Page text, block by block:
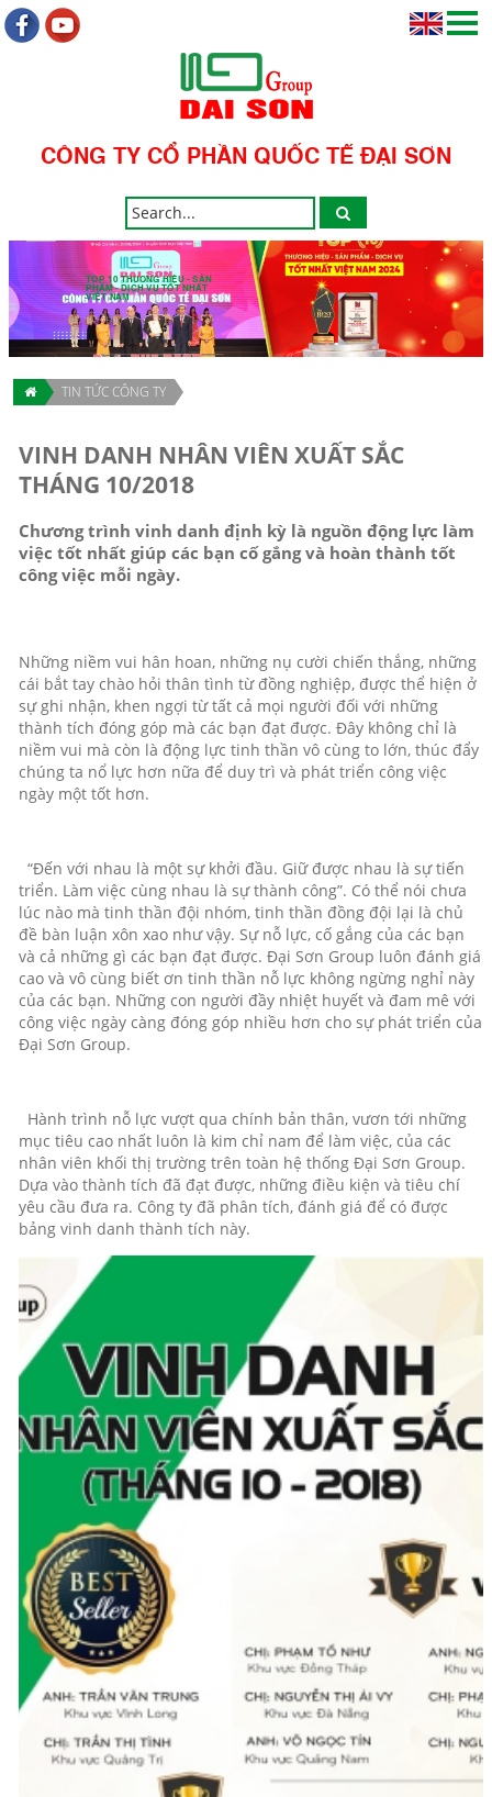
CÔNG TY CỔ PHẦN QUỐC TẾ ĐẠI SƠN
TOP 10 THƯƠNG HIỆU - SẢN
PHẨM - DỊCH VỤ TỐT NHẤT
VIỆT NAM
TIN TỨC CÔNG TY
VINH DANH NHÂN VIÊN XUẤT SẮC
THÁNG 10/2018
Chương trình vinh danh định kỳ là nguồn động lực làm
việc tốt nhất giúp các bạn cố gắng và hoàn thành tốt
công việc mỗi ngày.
Những niềm vui hân hoan, những nụ cười chiến thắng, những
cái bắt tay chào hỏi thân tình từ đồng nghiệp, được thể hiện ở
sự ghi nhận, khen ngợi từ tất cả mọi người đối với những
thành tích đóng góp mà các bạn đạt được. Đây không chỉ là
niềm vui mà còn là động lực tinh thần vô cùng to lớn, thúc đẩy
chúng ta nổ lực hơn nữa để duy trì và phát triển công việc
ngày một tốt hơn.
“Đến với nhau là một sự khởi đầu. Giữ được nhau là sự tiến
triển. Làm việc cùng nhau là sự thành công”. Có thể nói chưa
lúc nào mà tinh thần đội nhóm, tinh thần đồng đội lại là chủ
đề bàn luận xôn xao như vậy. Sự nỗ lực, cố gắng của các bạn
và cả những gì các bạn đạt được. Đại Sơn Group luôn đánh giá
cao và vô cùng biết ơn tinh thần nỗ lực không ngừng nghỉ này
của các bạn. Những con người đầy nhiệt huyết và đam mê với
công việc ngày càng đóng góp nhiều hơn cho sự phát triển của
Đại Sơn Group.
Hành trình nỗ lực vượt qua chính bản thân, vươn tới những
mục tiêu cao nhất luôn là kim chỉ nam để làm việc, của các
nhân viên khối thị trường trên toàn hệ thống Đại Sơn Group.
Dựa vào thành tích đã đạt được, những điều kiện và tiêu chí
yêu cầu đưa ra. Công ty đã phân tích, đánh giá để có được
bảng vinh danh thành tích này.